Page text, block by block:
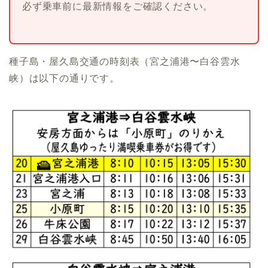
必ず乗車前に最新情報をご確認ください。
種子島・屋久島交通の時刻表（宮之浦港〜白谷雲水
峡）は以下の通りです。